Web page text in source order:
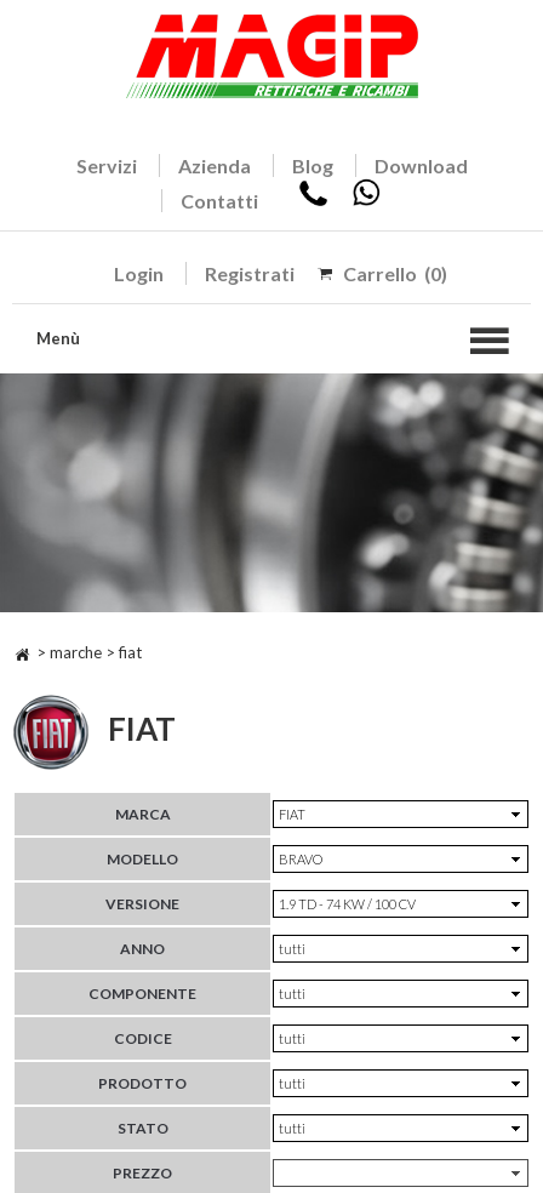
Servizi Azienda Blog
Download
Contatti
Login Registrati Carrello (0)
Menù
> marche > fiat
FIAT
MARCA
MODELLO
VERSIONE
ANNO
COMPONENTE
CODICE
PRODOTTO
STATO
PREZZO